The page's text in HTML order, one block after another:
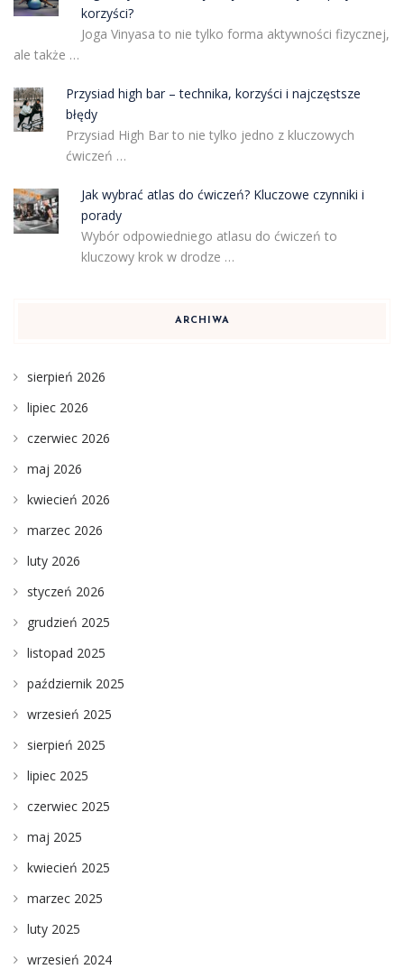
korzyści?
Joga Vinyasa to nie tylko forma aktywności fizycznej,
ale także …
Przysiad high bar – technika, korzyści i najczęstsze
błędy
Przysiad High Bar to nie tylko jedno z kluczowych
ćwiczeń …
Jak wybrać atlas do ćwiczeń? Kluczowe czynniki i
porady
Wybór odpowiedniego atlasu do ćwiczeń to
kluczowy krok w drodze …
ARCHIWA
sierpień 2026
lipiec 2026
czerwiec 2026
maj 2026
kwiecień 2026
marzec 2026
luty 2026
styczeń 2026
grudzień 2025
listopad 2025
październik 2025
wrzesień 2025
sierpień 2025
lipiec 2025
czerwiec 2025
maj 2025
kwiecień 2025
marzec 2025
luty 2025
wrzesień 2024